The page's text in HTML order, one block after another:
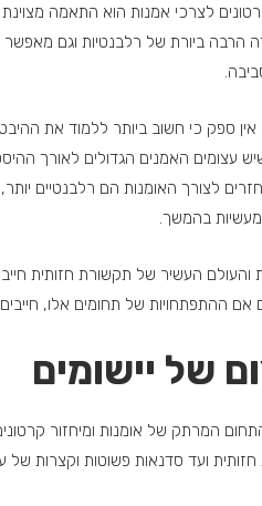
לצרכי אמנות הוא התאמה מצוינת
הרבה ביורת של רלבנטיות וגם
אין ספק כי חשוב ביותר ללמוד את
עצומים האמנים הגדולים לאורך
לצורך האומנות הם רלבנטיים
מעשיות בהמשך.
והעולם העשיר של תקשורת חזותית
אם ההתפתחויות של תחומים אלו,
של יישומים
המרתק של אומנות ומיחזור
חזותית ועד סדנאות פשוטות וקצרות